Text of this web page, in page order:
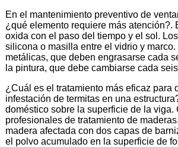
En el mantenimiento preventivo de
¿qué elemento requiere más atención?.
oxida con el paso del tiempo y el sol.
silicona o masilla entre el vidrio y
metálicas, que deben engrasarse cada
la pintura, que debe cambiarse cada
¿Cuál es el tratamiento más eficaz para
infestación de termitas en una
doméstico sobre la superficie de la viga.
profesionales de tratamiento de
madera afectada con dos capas de
el polvo acumulado en la superficie de